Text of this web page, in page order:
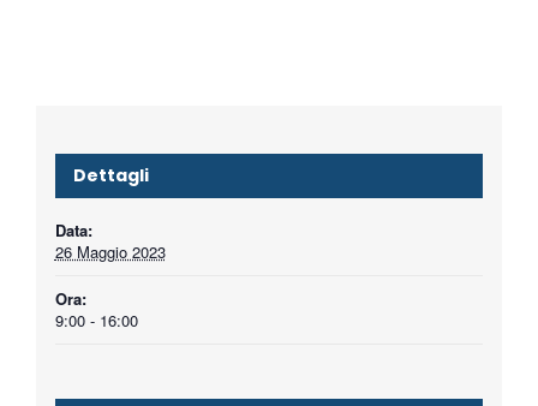
Dettagli
Data:
26 Maggio 2023
Ora:
9:00 - 16:00